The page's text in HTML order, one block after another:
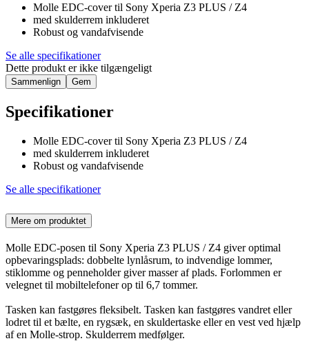
Molle EDC-cover til Sony Xperia Z3 PLUS / Z4
med skulderrem inkluderet
Robust og vandafvisende
Se alle specifikationer
Dette produkt er ikke tilgængeligt
Sammenlign Gem
Specifikationer
Molle EDC-cover til Sony Xperia Z3 PLUS / Z4
med skulderrem inkluderet
Robust og vandafvisende
Se alle specifikationer
Mere om produktet
Molle EDC-posen til Sony Xperia Z3 PLUS / Z4 giver optimal
opbevaringsplads: dobbelte lynlåsrum, to indvendige lommer,
stiklomme og penneholder giver masser af plads. Forlommen er
velegnet til mobiltelefoner op til 6,7 tommer.
Tasken kan fastgøres fleksibelt. Tasken kan fastgøres vandret eller
lodret til et bælte, en rygsæk, en skuldertaske eller en vest ved hjælp
af en Molle-strop. Skulderrem medfølger.